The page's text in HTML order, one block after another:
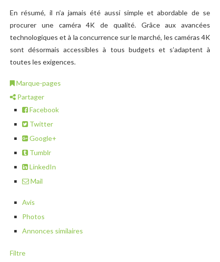
En résumé, il n’a jamais été aussi simple et abordable de se
procurer une caméra 4K de qualité. Grâce aux avancées
technologiques et à la concurrence sur le marché, les caméras 4K
sont désormais accessibles à tous budgets et s’adaptent à
toutes les exigences.
Marque-pages
Partager
Facebook
Twitter
Google+
Tumblr
LinkedIn
Mail
Avis
Photos
Annonces similaires
Filtre